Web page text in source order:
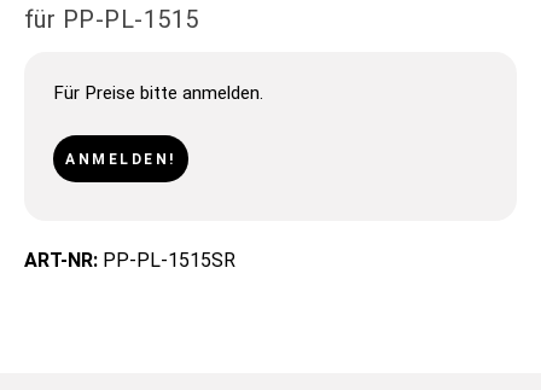
für PP-PL-1515
Für Preise bitte anmelden.
ANMELDEN!
ART-NR: PP-PL-1515SR